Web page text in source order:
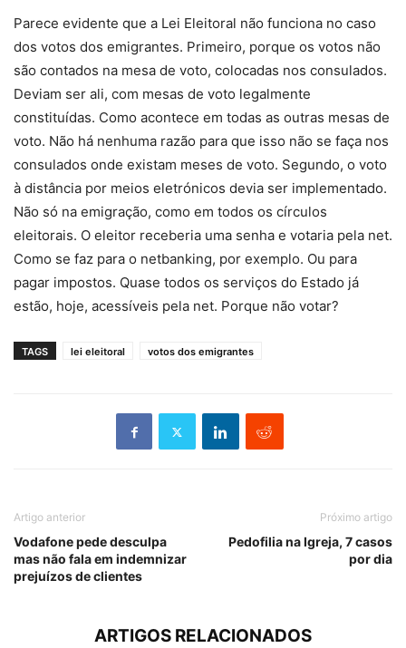
Parece evidente que a Lei Eleitoral não funciona no caso
dos votos dos emigrantes. Primeiro, porque os votos não
são contados na mesa de voto, colocadas nos consulados.
Deviam ser ali, com mesas de voto legalmente
constituídas. Como acontece em todas as outras mesas de
voto. Não há nenhuma razão para que isso não se faça nos
consulados onde existam meses de voto. Segundo, o voto
à distância por meios eletrónicos devia ser implementado.
Não só na emigração, como em todos os círculos
eleitorais. O eleitor receberia uma senha e votaria pela net.
Como se faz para o netbanking, por exemplo. Ou para
pagar impostos. Quase todos os serviços do Estado já
estão, hoje, acessíveis pela net. Porque não votar?
TAGS lei eleitoral votos dos emigrantes
Artigo anterior
Vodafone pede desculpa
mas não fala em indemnizar
prejuízos de clientes
Próximo artigo
Pedofilia na Igreja, 7 casos
por dia
ARTIGOS RELACIONADOS